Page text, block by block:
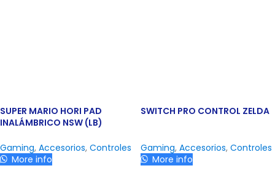
SUPER MARIO HORI PAD
INALÁMBRICO NSW (LB)
Gaming, Accesorios, Controles
More info
SWITCH PRO CONTROL ZELDA
Gaming, Accesorios, Controles
More info